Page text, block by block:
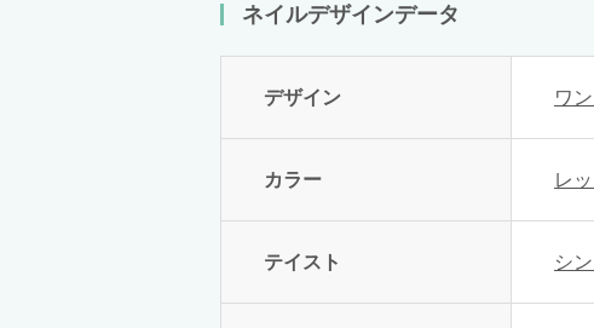
ネイルデザインデータ
デザイン ワ
カラー レ
テイスト シ